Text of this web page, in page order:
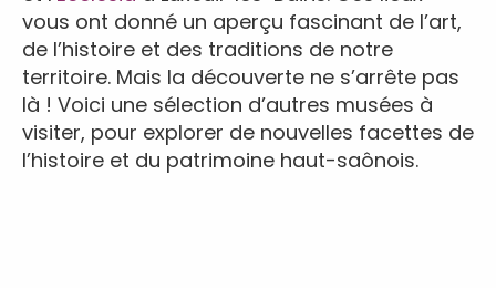
vous ont donné un aperçu fascinant de l’art,
de l’histoire et des traditions de notre
territoire. Mais la découverte ne s’arrête pas
là ! Voici une sélection d’autres musées à
visiter, pour explorer de nouvelles facettes de
l’histoire et du patrimoine haut-saônois.